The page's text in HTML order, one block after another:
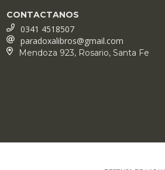
CONTACTANOS
0341 4518507
paradoxalibros@gmail.com
Mendoza 923, Rosario, Santa Fe